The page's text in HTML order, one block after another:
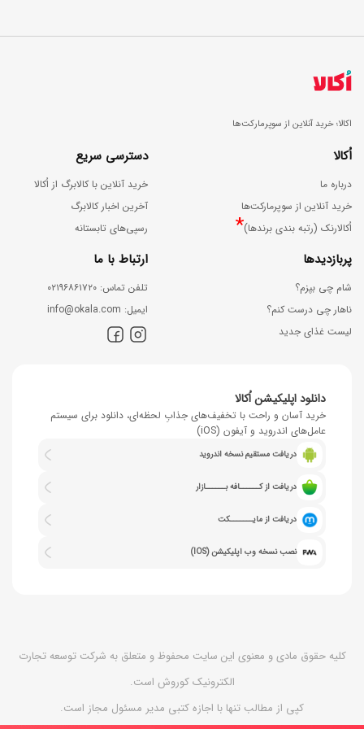
اکالا؛ خرید آنلاین از سوپرمارکت‌ها
اُکالا
درباره ما
خرید آنلاین از سوپرمارکت‌ها
اُکالارنک (رتبه بندی برندها)*
دسترسی سریع
خرید آنلاین با کالابرگ از اُکالا
آخرین اخبار کالابرگ
رسپی‌های تابستانه
پربازدیدها
شام چی بپزم؟
ناهار چی درست کنم؟
لیست غذای جدید
ارتباط با ما
ﺗﻠﻔﻦ ﺗﻤﺎس: ۰۲۱۹۶۸۶۱۷۲۰
اﯾﻤﯿﻞ: info@okala.com
دانلود اپلیکیشن اُکالا
خرید آسان و راحت با تخفیف‌های جذابِ لحظه‌ای، دانلود برای سیستم
عامل‌های اندروید و آیفون (iOS)
دریافت مستقیم نسخه اندروید
دریافت از کــــــافه بــــــازار
دریافت از مایـــــــکت
نصب نسخه وب اپلیکیشن (IOS)
کلیه حقوق مادی و معنوی این سایت محفوظ و متعلق به شرکت توسعه تجارت
الکترونیک کوروش است.
کپی از مطالب تنها با اجازه کتبی مدیر مسئول مجاز است.